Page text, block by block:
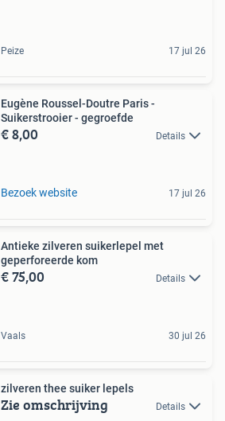
Peize 17 jul 26
Eugène Roussel-Doutre Paris -
Suikerstrooier - gegroefde
€ 8,00 Details
Bezoek website 17 jul 26
Antieke zilveren suikerlepel met
geperforeerde kom
€ 75,00 Details
Vaals 30 jul 26
zilveren thee suiker lepels
Zie omschrijving Details